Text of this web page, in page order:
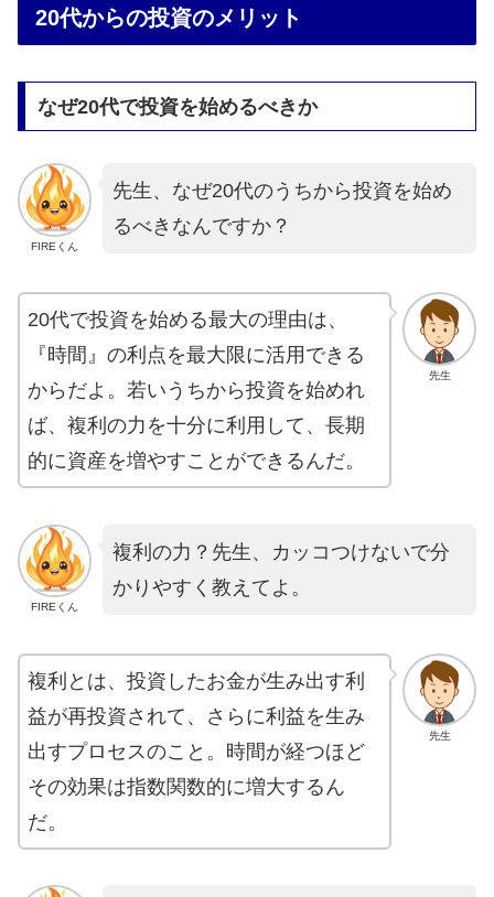
20代からの投資のメリット
なぜ20代で投資を始めるべきか
FIREくん
先生、なぜ20代のうちから投資を始め
るべきなんですか？
先生
20代で投資を始める最大の理由は、
『時間』の利点を最大限に活用できる
からだよ。若いうちから投資を始めれ
ば、複利の力を十分に利用して、長期
的に資産を増やすことができるんだ。
FIREくん
複利の力？先生、カッコつけないで分
かりやすく教えてよ。
先生
複利とは、投資したお金が生み出す利
益が再投資されて、さらに利益を生み
出すプロセスのこと。時間が経つほど
その効果は指数関数的に増大するん
だ。